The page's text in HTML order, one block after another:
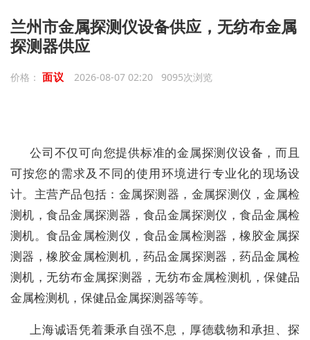
兰州市金属探测仪设备供应，无纺布金属
探测器供应
价格： 面议 2026-08-07 02:20 9095次浏览
公司不仅可向您提供标准的金属探测仪设备，而且
可按您的需求及不同的使用环境进行专业化的现场设
计。主营产品包括：金属探测器，金属探测仪，金属检
测机，食品金属探测器，食品金属探测仪，食品金属检
测机。食品金属检测仪，食品金属检测器，橡胶金属探
测器，橡胶金属检测机，药品金属探测器，药品金属检
测机，无纺布金属探测器，无纺布金属检测机，保健品
金属检测机，保健品金属探测器等等。
上海诚语凭着秉承自强不息，厚德载物和承担、探